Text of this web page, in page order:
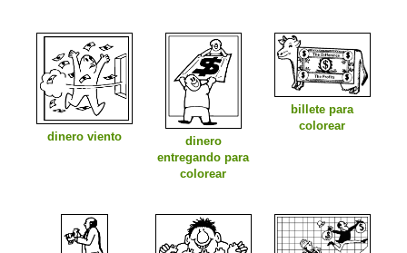
dinero viento
dinero
entregando para
colorear
billete para
colorear